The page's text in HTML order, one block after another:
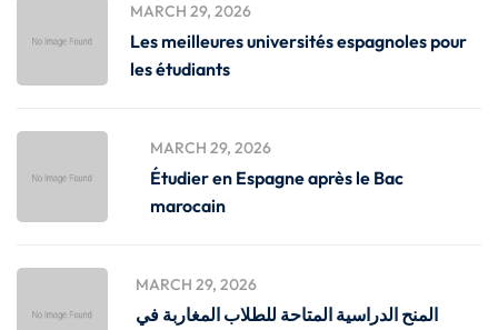
MARCH 29, 2026
Les meilleures universités espagnoles pour
les étudiants
MARCH 29, 2026
Étudier en Espagne après le Bac
marocain
MARCH 29, 2026
المنح الدراسية المتاحة للطلاب المغاربة في